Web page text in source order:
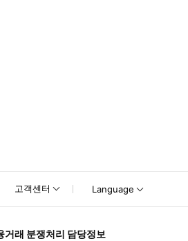
고객센터 Language
거래 분쟁처리 담당정보